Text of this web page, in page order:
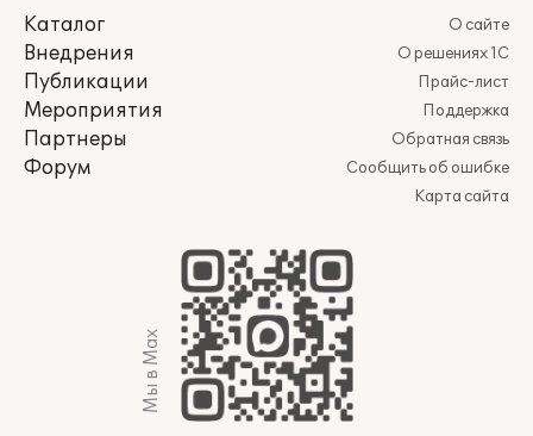
Каталог
Внедрения
Публикации
Мероприятия
Партнеры
Форум
О сайте
О решениях 1С
Прайс-лист
Поддержка
Обратная связь
Сообщить об ошибке
Карта сайта
Мы в Max